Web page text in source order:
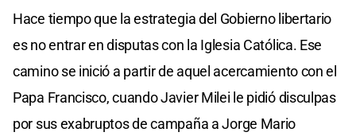
Hace tiempo que la estrategia del Gobierno libertario
es no entrar en disputas con la Iglesia Católica. Ese
camino se inició a partir de aquel acercamiento con el
Papa Francisco, cuando Javier Milei le pidió disculpas
por sus exabruptos de campaña a Jorge Mario